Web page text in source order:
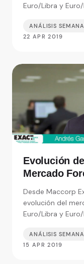
Euro/Libra y
ANÁLISIS
22 APR 2019
Evolución
Mercado
de moneda
Desde Maccorp
evolución del
Euro/Libra y
ANÁLISIS
15 APR 2019